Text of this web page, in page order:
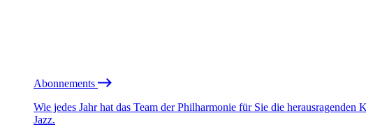
Abonnements
Wie jedes Jahr hat das Team der Philharmonie für Sie die
Jazz.